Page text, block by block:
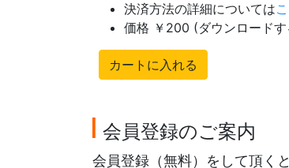
決済方法の詳細については
価格 ￥200 (ダウンロードす
カートに入れる
会員登録のご案内
会員登録（無料）をして頂く